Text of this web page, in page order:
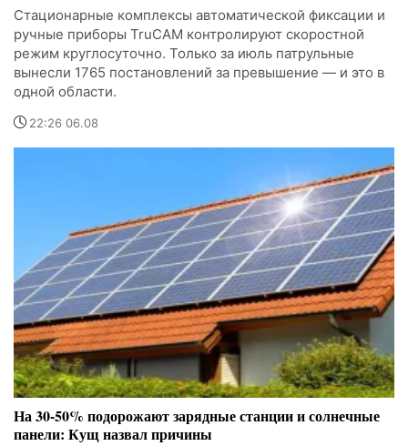
Стационарные комплексы автоматической фиксации и
ручные приборы TruCAM контролируют скоростной
режим круглосуточно. Только за июль патрульные
вынесли 1765 постановлений за превышение — и это в
одной области.
22:26 06.08
На 30-50% подорожают зарядные станции и солнечные
панели: Кущ назвал причины